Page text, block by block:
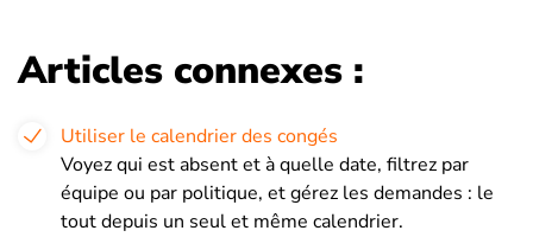
Articles connexes :
Utiliser le calendrier des congés
Voyez qui est absent et à quelle date, filtrez par
équipe ou par politique, et gérez les demandes : le
tout depuis un seul et même calendrier.